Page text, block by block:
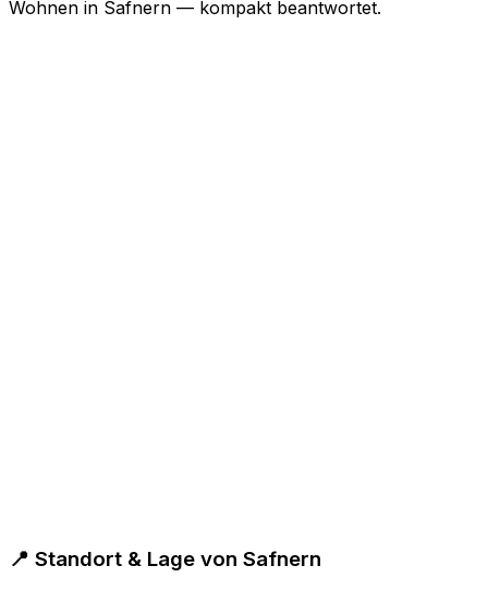
Wohnen in Safnern — kompakt beantwortet.
📍 Standort & Lage von Safnern